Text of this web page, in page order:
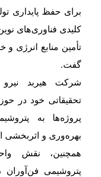
برای حفظ پایداری
کلیدی فناوری‌های
تأمین منابع انرژی
گفت.
شرکت هیربد نیرو
تحقیقاتی خود در
پروژه‌ها به
بهره‌وری و اثربخشی
همچنین، نقش
پتروشیمی فن‌آوران